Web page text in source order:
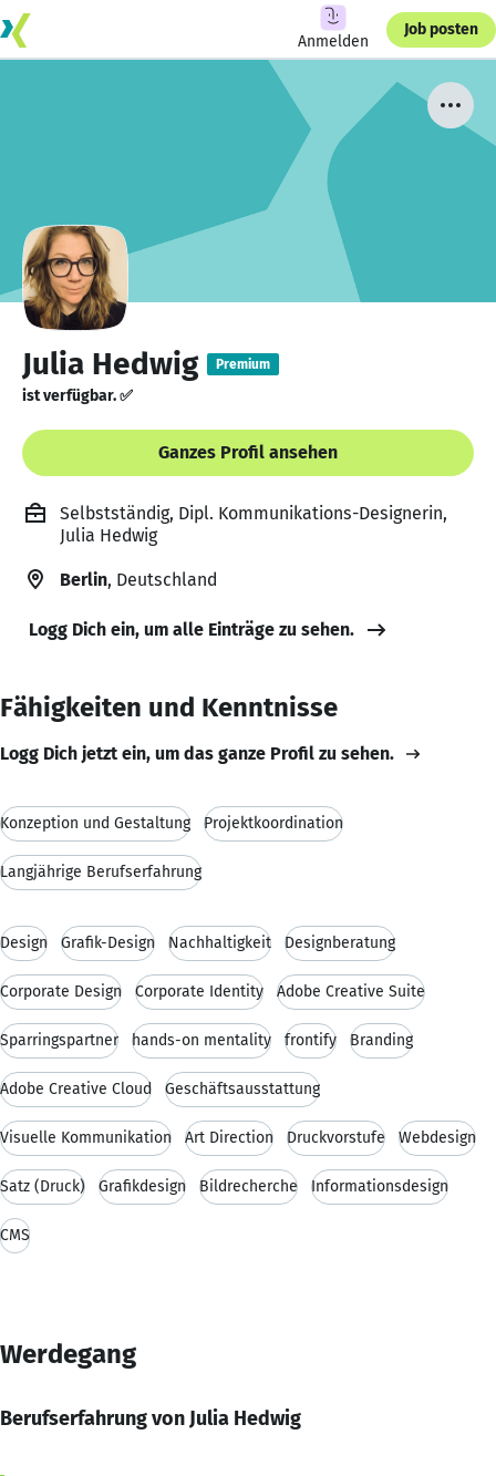
Anmelden
Job posten
Julia Hedwig Premium
ist verfügbar. ✅
Ganzes Profil ansehen
Selbstständig, Dipl. Kommunikations-Designerin,
Julia Hedwig
Berlin, Deutschland
Logg Dich ein, um alle Einträge zu sehen.
Fähigkeiten und Kenntnisse
Logg Dich jetzt ein, um das ganze Profil zu sehen.
Konzeption und Gestaltung Projektkoordination
Langjährige Berufserfahrung
Design Grafik-Design Nachhaltigkeit Designberatung
Corporate Design Corporate Identity Adobe Creative Suite
Sparringspartner hands-on mentality frontify Branding
Adobe Creative Cloud Geschäftsausstattung
Visuelle Kommunikation Art Direction Druckvorstufe Webdesign
Satz (Druck) Grafikdesign Bildrecherche Informationsdesign
CMS
Werdegang
Berufserfahrung von Julia Hedwig